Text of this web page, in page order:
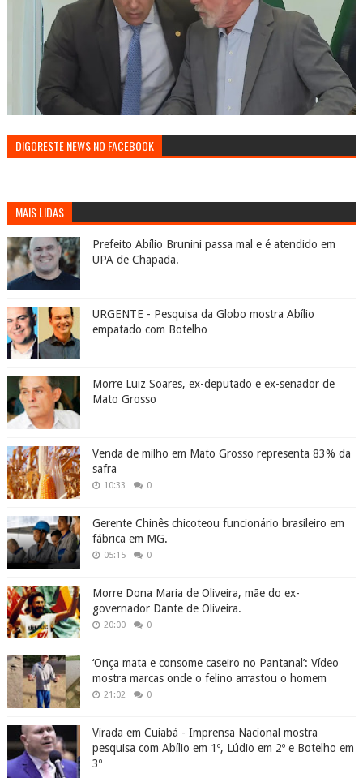
DIGORESTE NEWS NO FACEBOOK
MAIS LIDAS
Prefeito Abílio Brunini passa mal e é atendido em
UPA de Chapada.
URGENTE - Pesquisa da Globo mostra Abílio
empatado com Botelho
Morre Luiz Soares, ex-deputado e ex-senador de
Mato Grosso
Venda de milho em Mato Grosso representa 83% da
safra
10:33 0
Gerente Chinês chicoteou funcionário brasileiro em
fábrica em MG.
05:15 0
Morre Dona Maria de Oliveira, mãe do ex-
governador Dante de Oliveira.
20:00 0
‘Onça mata e consome caseiro no Pantanal’: Vídeo
mostra marcas onde o felino arrastou o homem
21:02 0
Virada em Cuiabá - Imprensa Nacional mostra
pesquisa com Abílio em 1º, Lúdio em 2º e Botelho em
3º